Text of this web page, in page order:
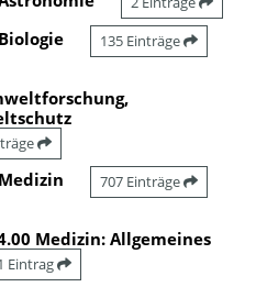
135 Einträge
707 Einträge
Medizin: Allgemeines
Eintrag